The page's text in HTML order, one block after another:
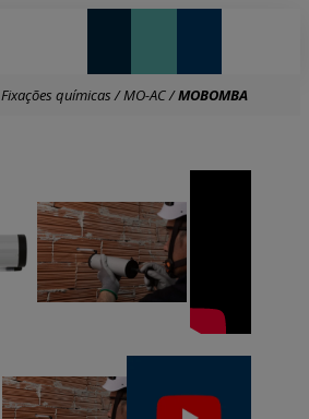
Fixações químicas/MO-AC/MOBOMBA